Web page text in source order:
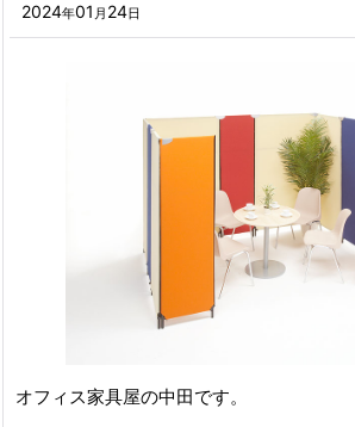
2024年01 月 24日
オフィス家具屋の中田です。